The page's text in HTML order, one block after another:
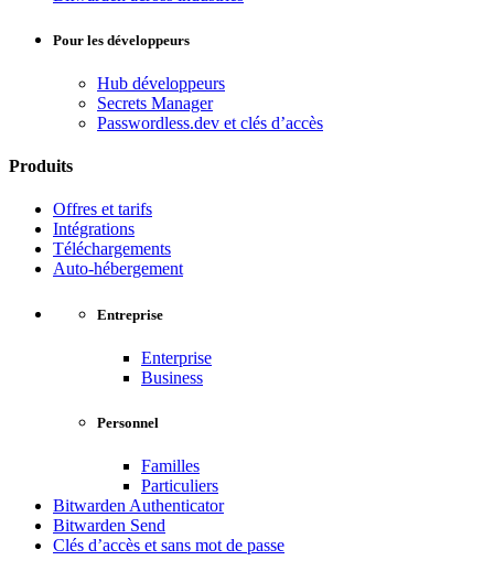
Pour les développeurs
Hub développeurs
Secrets Manager
Passwordless.dev et clés d’accès
Produits
Offres et tarifs
Intégrations
Téléchargements
Auto-hébergement
Entreprise
Enterprise
Business
Personnel
Familles
Particuliers
Bitwarden Authenticator
Bitwarden Send
Clés d’accès et sans mot de passe